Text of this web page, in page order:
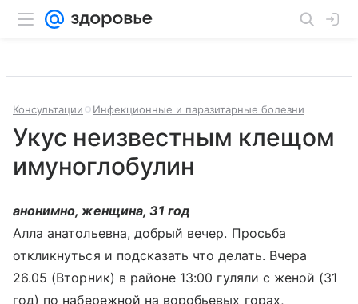
Консультации Инфекционные и паразитарные болезни
Укус неизвестным клещом
имуноглобулин
анонимно, женщина, 31 год
Алла анатольевна, добрый вечер. Просьба
откликнуться и подсказать что делать. Вчера
26.05 (Вторник) в районе 13:00 гуляли с женой (31
год) по набережной на воробьевых горах,